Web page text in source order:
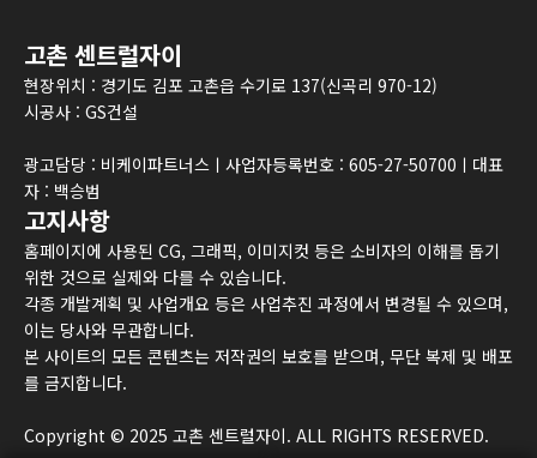
고촌 센트럴자이
현장위치 : 경기도 김포 고촌읍 수기로 137(신곡리 970-12)
시공사 : GS건설
광고담당 : 비케이파트너스ㅣ사업자등록번호 : 605-27-50700ㅣ대표
자 : 백승범
고지사항
홈페이지에 사용된 CG, 그래픽, 이미지컷 등은 소비자의 이해를 돕기
위한 것으로 실제와 다를 수 있습니다.
각종 개발계획 및 사업개요 등은 사업추진 과정에서 변경될 수 있으며,
이는 당사와 무관합니다.
본 사이트의 모든 콘텐츠는 저작권의 보호를 받으며, 무단 복제 및 배포
를 금지합니다.
Copyright © 2025 고촌 센트럴자이. ALL RIGHTS RESERVED.